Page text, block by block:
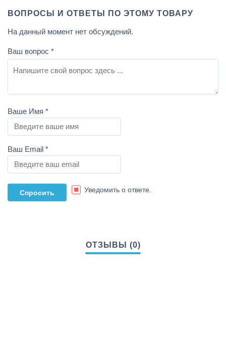
ВОПРОСЫ И ОТВЕТЫ ПО ЭТОМУ ТОВАРУ
На данный момент нет обсуждений.
Ваш вопрос *
Ваше Имя *
Ваш Email *
Уведомить о ответе.